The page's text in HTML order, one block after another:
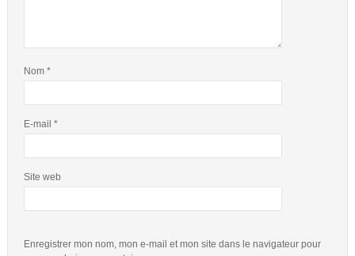
Nom *
E-mail *
Site web
Enregistrer mon nom, mon e-mail et mon site dans le navigateur pour